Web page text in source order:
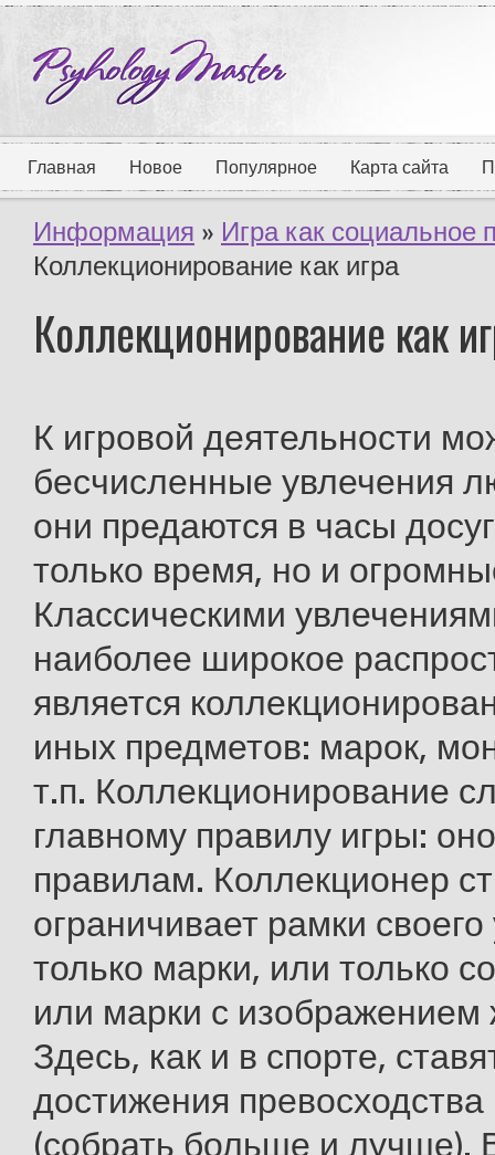
Главная Новое Популярное Карта сайта
Информация » Игра как социальное
Коллекционирование как игра
Коллекционирование как
К игровой деятельности
бесчисленные увлечения
они предаются в часы
только время, но и
Классическими
наиболее широкое
является
иных предметов: марок,
т.п. Коллекционирование
главному правилу игры:
правилам. Коллекционер
ограничивает рамки
только марки, или только
или марки с изображением
Здесь, как и в спорте,
достижения
(собрать больше и лучше).